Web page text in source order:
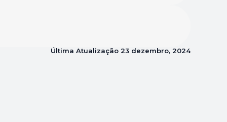
Última Atualização 23 dezembro, 2024